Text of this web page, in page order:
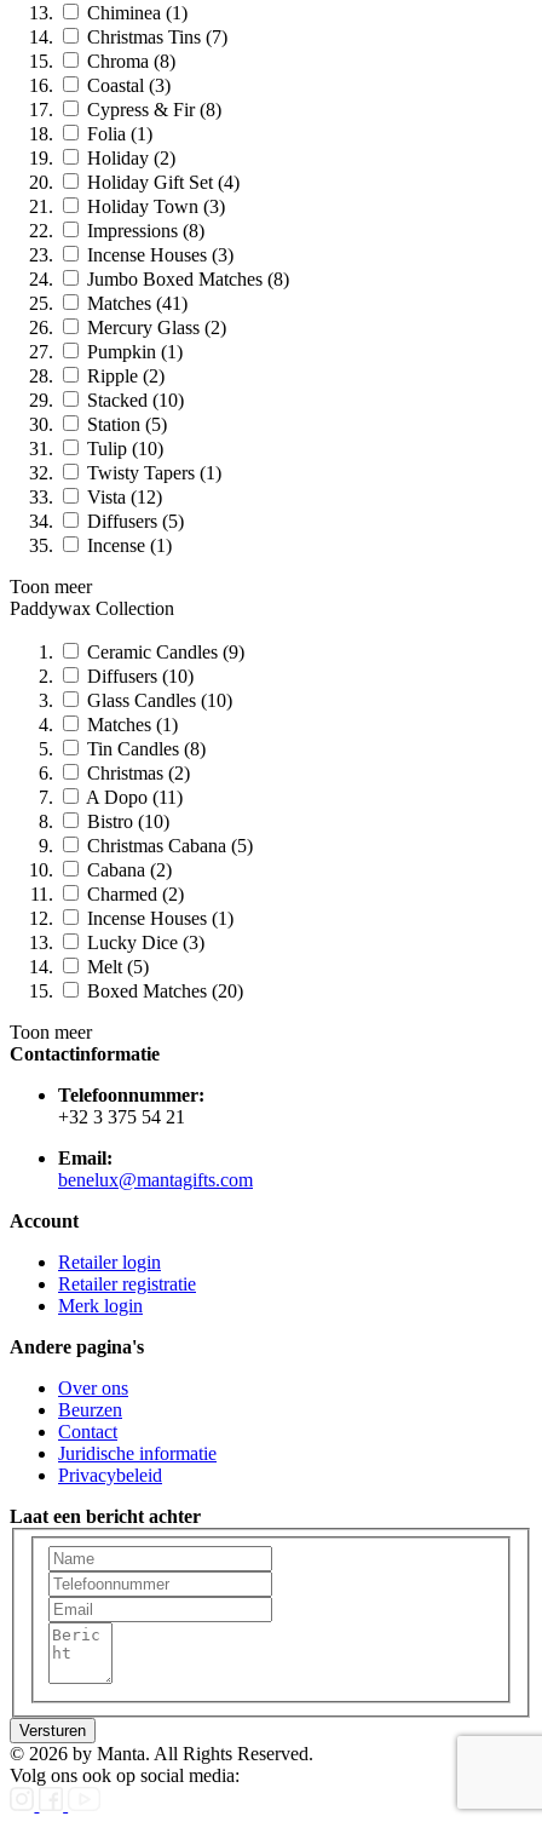
Chiminea (1)
Christmas Tins (7)
Chroma (8)
Coastal (3)
Cypress & Fir (8)
Folia (1)
Holiday (2)
Holiday Gift Set (4)
Holiday Town (3)
Impressions (8)
Incense Houses (3)
Jumbo Boxed Matches (8)
Matches (41)
Mercury Glass (2)
Pumpkin (1)
Ripple (2)
Stacked (10)
Station (5)
Tulip (10)
Twisty Tapers (1)
Vista (12)
Diffusers (5)
Incense (1)
Toon meer
Paddywax Collection
Ceramic Candles (9)
Diffusers (10)
Glass Candles (10)
Matches (1)
Tin Candles (8)
Christmas (2)
A Dopo (11)
Bistro (10)
Christmas Cabana (5)
Cabana (2)
Charmed (2)
Incense Houses (1)
Lucky Dice (3)
Melt (5)
Boxed Matches (20)
Toon meer
Contactinformatie
Telefoonnummer:
+32 3 375 54 21
Email:
benelux@mantagifts.com
Account
Retailer login
Retailer registratie
Merk login
Andere pagina's
Over ons
Beurzen
Contact
Juridische informatie
Privacybeleid
Laat een bericht achter
Versturen
© 2026 by Manta. All Rights Reserved.
Volg ons ook op social media: